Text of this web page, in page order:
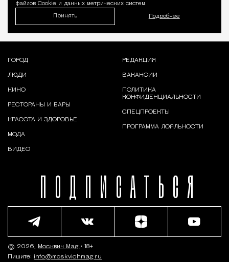
файлов Cookie и данных метрических систем.
Принять Подробнее
ПОДПИСАТЬСЯ
ГОРОД
ЛЮДИ
КИНО
РЕСТОРАНЫ И БАРЫ
КРАСОТА И ЗДОРОВЬЕ
МОДА
ВИДЕО
РЕДАКЦИЯ
ВАКАНСИИ
ПОЛИТИКА
КОНФИДЕНЦИАЛЬНОСТИ
СПЕЦПРОЕКТЫ
ПРОГРАММА ЛОЯЛЬНОСТИ
© 2026, Москвич Mag • 18+
Пишите: info@moskvichmag.ru